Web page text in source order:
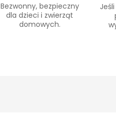
Bezwonny, bezpieczny
dla dzieci i zwierząt
domowych.